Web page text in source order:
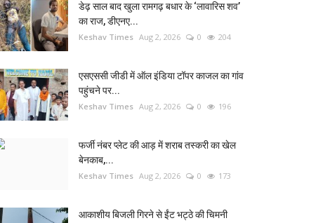
डेढ़ साल बाद खुला रामगढ़ बधार के ‘लावारिस शव’
का राज, डीएनए...
Keshav Times Aug 2, 2026 0 204
एसएससी जीडी में ऑल इंडिया टॉपर काजल का गांव
पहुंचने पर...
Keshav Times Aug 2, 2026 0 196
फर्जी नंबर प्लेट की आड़ में शराब तस्करी का खेल
बेनकाब,...
Keshav Times Aug 2, 2026 0 173
आकाशीय बिजली गिरने से ईंट भट्ठे की चिमनी